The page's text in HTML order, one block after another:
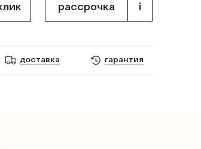
рассрочка i
доставка гарантия